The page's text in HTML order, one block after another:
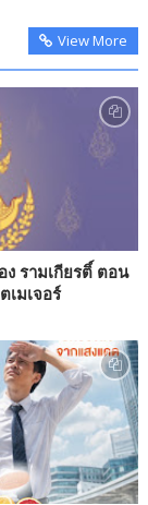
View More
รามเกียรติ์ ตอน
มเจอร์